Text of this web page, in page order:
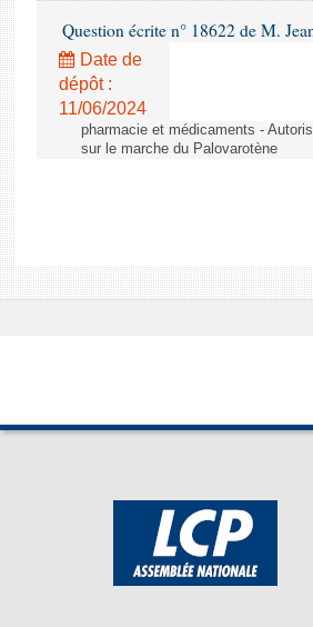
Question écrite n° 18622 de M.
Date de
dépôt :
11/06/2024
pharmacie et médicaments -
sur le marche du Palovarotène